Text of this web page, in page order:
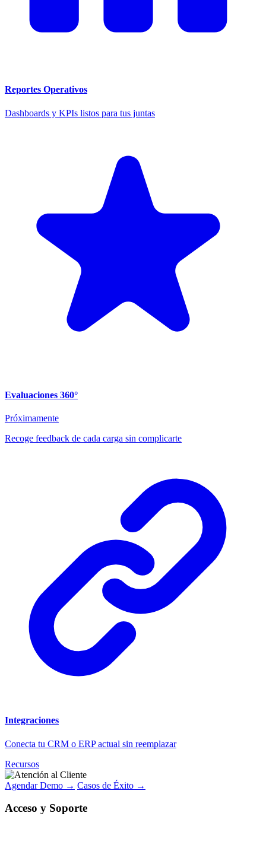
Reportes Operativos
Dashboards y KPIs listos para tus juntas
Evaluaciones 360°
Próximamente
Recoge feedback de cada carga sin complicarte
Integraciones
Conecta tu CRM o ERP actual sin reemplazar
Recursos
Agendar Demo → Casos de Éxito →
Acceso y Soporte